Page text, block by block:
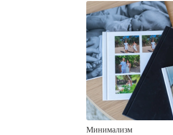
Минимализм